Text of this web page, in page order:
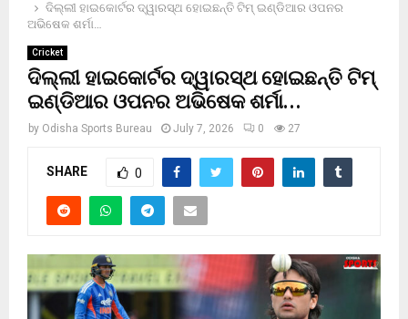
ଦିଲ୍ଲୀ ହାଇକୋର୍ଟର ଦ୍ୱାରସ୍ଥ ହୋଇଛନ୍ତି ଟିମ୍ ଇଣ୍ଡିଆର ଓପନର
ଅଭିଷେକ ଶର୍ମା…
Cricket
ଦିଲ୍ଲୀ ହାଇକୋର୍ଟର ଦ୍ୱାରସ୍ଥ ହୋଇଛନ୍ତି ଟିମ୍
ଇଣ୍ଡିଆର ଓପନର ଅଭିଷେକ ଶର୍ମା…
by Odisha Sports Bureau July 7, 2026 0 27
SHARE 0